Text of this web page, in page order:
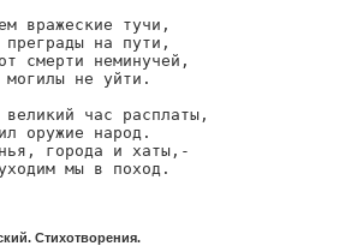
вражеские тучи,
преграды на пути,
смерти неминучей,
могилы не уйти.
великий час расплаты,
оружие народ.
города и хаты,-
мы в поход.
Стихотворения.